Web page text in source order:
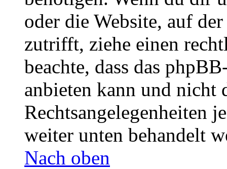
oder die Website, auf
zutrifft, ziehe einen
beachte, dass das
anbieten kann und nicht
Rechtsangelegenheiten
weiter unten behandelt
Nach oben